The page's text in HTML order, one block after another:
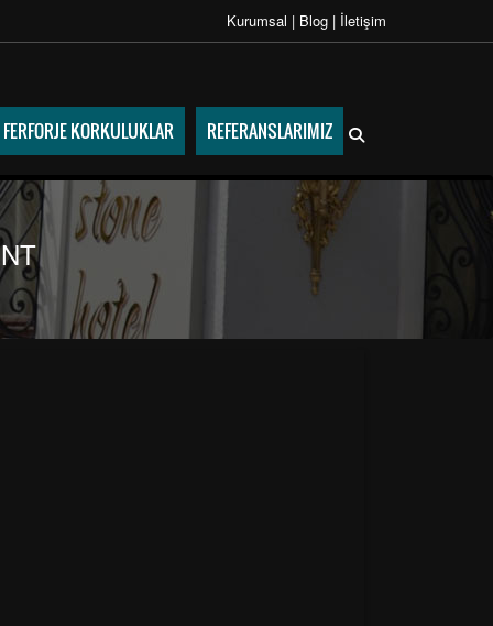
Kurumsal | Blog | İletişim
FERFORJE KORKULUKLAR REFERANSLARIMIZ